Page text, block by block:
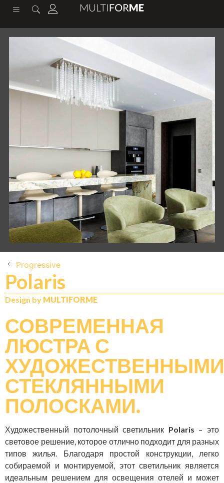
содержимому
IT
Progressive
Polaris
Design by MULTIFORME
СОВРЕМЕННАЯ
ЛЮСТРА С
ХУДОЖЕСТВЕННЫМИ
СТЕКЛЯННЫМИ
ПОЛОСКАМИ.
Художественный потолочный светильник Polaris – это
световое решение, которое отлично подходит для разных
типов жилья. Благодаря простой конструкции, легко
собираемой и монтируемой, этот светильник является
идеальным решением для освещения отелей и может